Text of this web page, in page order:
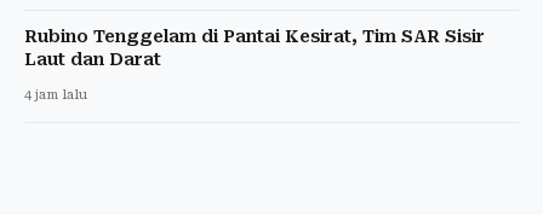
Rubino Tenggelam di Pantai Kesirat, Tim SAR Sisir
Laut dan Darat
4 jam lalu